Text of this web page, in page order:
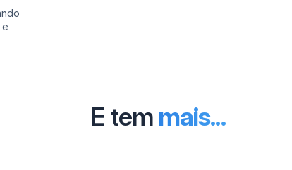
e
E tem mais...